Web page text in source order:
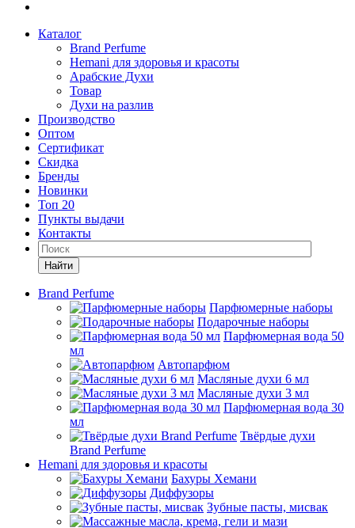
Каталог
Brand Perfume
Hemani для здоровья и красоты
Арабские Духи
Товар
Духи на разлив
Производство
Оптом
Сертификат
Скидка
Бренды
Новинки
Топ 20
Пункты выдачи
Контакты
Найти
Brand Perfume
Парфюмерные наборы
Подарочные наборы
Парфюмерная вода 50
мл
Автопарфюм
Масляные духи 6 мл
Масляные духи 3 мл
Парфюмерная вода 30
мл
Твёрдые духи
Brand Perfume
Hemani для здоровья и красоты
Бахуры Хемани
Диффузоры
Зубные пасты, мисвак